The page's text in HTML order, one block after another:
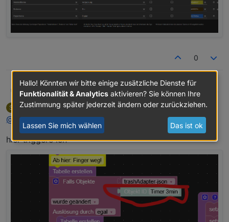
0
skvarel syber.. zeige mir mal bitte den Ausschnitt im Script,
mit deinen Icons.
Tritt das Problem auch bei meinen Icons auf?
S syberschrieb am3. Nov. 2025, 07:34
@
skvarel
hier triggere ich
Hallo! Könnten wir bitte einige zusätzliche Dienste für
Funktionalität & Analytics aktivieren? Sie können Ihre
Zustimmung später jederzeit ändern oder zurückziehen.
Lassen Sie mich wählen Das ist ok